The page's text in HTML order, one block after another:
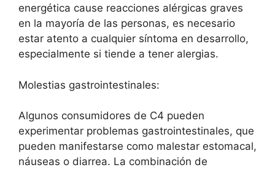
energética cause reacciones alérgicas graves
en la mayoría de las personas, es necesario
estar atento a cualquier síntoma en desarrollo,
especialmente si tiende a tener alergias.
Molestias gastrointestinales:
Algunos consumidores de C4 pueden
experimentar problemas gastrointestinales, que
pueden manifestarse como malestar estomacal,
náuseas o diarrea. La combinación de